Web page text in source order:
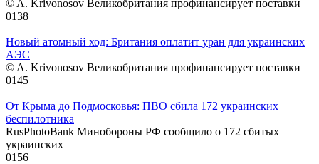
© A. Krivonosov Великобритания профинансирует поставки
0138
Новый атомный ход: Британия оплатит уран для украинских
АЭС
© A. Krivonosov Великобритания профинансирует поставки
0145
От Крыма до Подмосковья: ПВО сбила 172 украинских
беспилотника
RusPhotoBank Минобороны РФ сообщило о 172 сбитых
украинских
0156